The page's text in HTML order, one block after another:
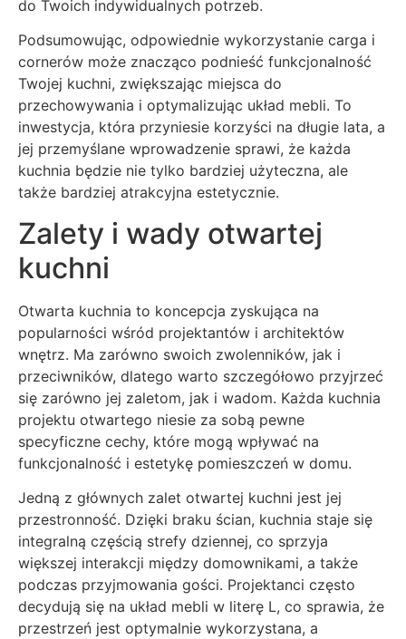
do Twoich indywidualnych potrzeb.
Podsumowując, odpowiednie wykorzystanie carga i
cornerów może znacząco podnieść funkcjonalność
Twojej kuchni, zwiększając miejsca do
przechowywania i optymalizując układ mebli. To
inwestycja, która przyniesie korzyści na długie lata, a
jej przemyślane wprowadzenie sprawi, że każda
kuchnia będzie nie tylko bardziej użyteczna, ale
także bardziej atrakcyjna estetycznie.
Zalety i wady otwartej
kuchni
Otwarta kuchnia to koncepcja zyskująca na
popularności wśród projektantów i architektów
wnętrz. Ma zarówno swoich zwolenników, jak i
przeciwników, dlatego warto szczegółowo przyjrzeć
się zarówno jej zaletom, jak i wadom. Każda kuchnia
projektu otwartego niesie za sobą pewne
specyficzne cechy, które mogą wpływać na
funkcjonalność i estetykę pomieszczeń w domu.
Jedną z głównych zalet otwartej kuchni jest jej
przestronność. Dzięki braku ścian, kuchnia staje się
integralną częścią strefy dziennej, co sprzyja
większej interakcji między domownikami, a także
podczas przyjmowania gości. Projektanci często
decydują się na układ mebli w literę L, co sprawia, że
przestrzeń jest optymalnie wykorzystana, a